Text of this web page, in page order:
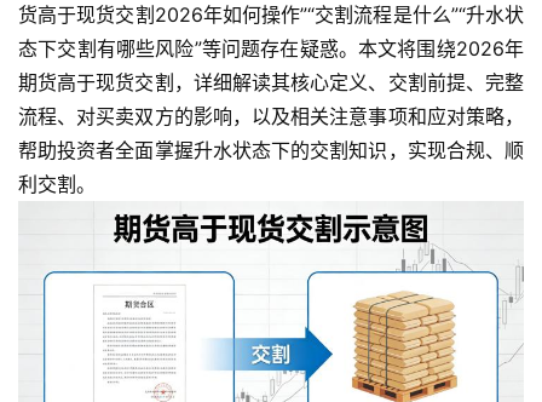
货高于现货交割2026年如何操作”“交割流程是什么”“升水状
态下交割有哪些风险”等问题存在疑惑。本文将围绕2026年
期货高于现货交割，详细解读其核心定义、交割前提、完整
流程、对买卖双方的影响，以及相关注意事项和应对策略，
帮助投资者全面掌握升水状态下的交割知识，实现合规、顺
利交割。